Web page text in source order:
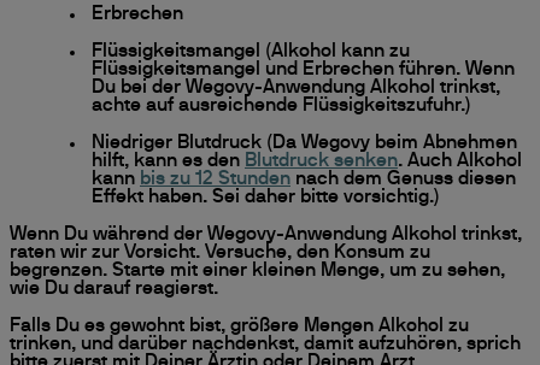
Erbrechen
Flüssigkeitsmangel (Alkohol kann zu
Flüssigkeitsmangel und Erbrechen führen. Wenn
Du bei der Wegovy-Anwendung Alkohol trinkst,
achte auf ausreichende Flüssigkeitszufuhr.)
Niedriger Blutdruck (Da Wegovy beim Abnehmen
hilft, kann es den Blutdruck senken. Auch Alkohol
kann bis zu 12 Stunden nach dem Genuss diesen
Effekt haben. Sei daher bitte vorsichtig.)
Wenn Du während der Wegovy-Anwendung Alkohol trinkst,
raten wir zur Vorsicht. Versuche, den Konsum zu
begrenzen. Starte mit einer kleinen Menge, um zu sehen,
wie Du darauf reagierst.
Falls Du es gewohnt bist, größere Mengen Alkohol zu
trinken, und darüber nachdenkst, damit aufzuhören, sprich